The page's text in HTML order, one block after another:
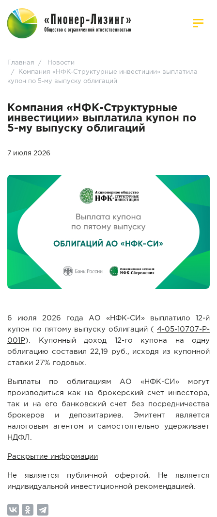
Главная /
Новости
/
Компания «НФК-Структурные инвестиции» выплатила
купон по 5-му выпуску облигаций
Компания «НФК-Структурные
инвестиции» выплатила купон по
5-му выпуску облигаций
7 июля 2026
6 июля 2026 года АО «НФК-СИ» выплатило 12-й
купон по пятому выпуску облигаций ( 4-05-10707-P-
001P). Купонный доход 12-го купона на одну
облигацию составил 22,19 руб., исходя из купонной
ставки 27% годовых.
Выплаты по облигациям АО «НФК-СИ» могут
производиться как на брокерский счет инвестора,
так и на его банковский счет без посредничества
брокеров и депозитариев. Эмитент является
налоговым агентом и самостоятельно удерживает
НДФЛ.
Раскрытие информации
Не является публичной офертой. Не является
индивидуальной инвестиционной рекомендацией.